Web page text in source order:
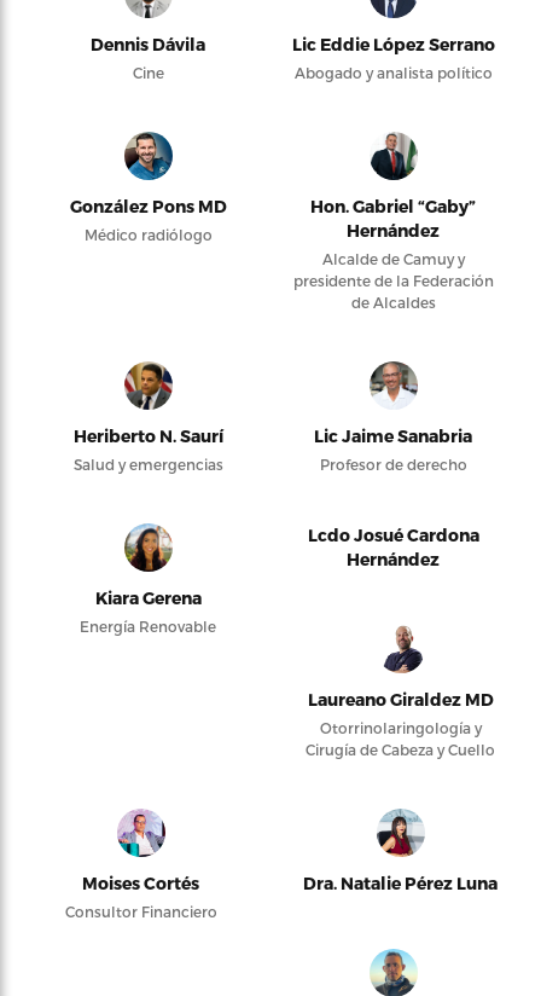
Dennis Dávila
Cine
Lic Eddie López Serrano
Abogado y analista político
González Pons MD
Médico radiólogo
Hon. Gabriel “Gaby”
Hernández
Alcalde de Camuy y
presidente de la Federación
de Alcaldes
Heriberto N. Saurí
Salud y emergencias
Lic Jaime Sanabria
Profesor de derecho
Kiara Gerena
Energía Renovable
Lcdo Josué Cardona
Hernández
Laureano Giraldez MD
Otorrinolaringología y
Cirugía de Cabeza y Cuello
Moises Cortés
Consultor Financiero
Dra. Natalie Pérez Luna